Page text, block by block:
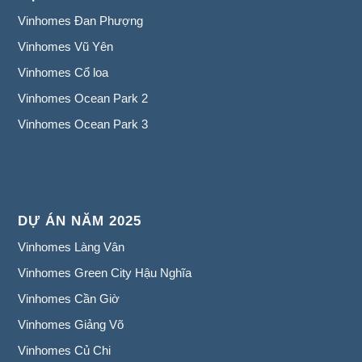
Vinhomes Đan Phượng
Vinhomes Vũ Yên
Vinhomes Cổ loa
Vinhomes Ocean Park 2
Vinhomes Ocean Park 3
DỰ ÁN NĂM 2025
Vinhomes Làng Vân
Vinhomes Green City Hậu Nghĩa
Vinhomes Cần Giờ
Vinhomes Giảng Võ
Vinhomes Củ Chi